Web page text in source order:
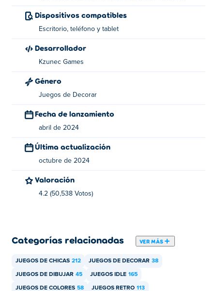
¿Quién creó Draw Pixel Art?
primer juego en Poki!
Puedes jugar a Draw Pixel Art gratis en Poki.
¿Puedo jugar a Draw Pixel Art en dispositivos
móviles y de escritorio?
Draw Pixel Art se puede jugar en tu computadora y en
dispositivos móviles como teléfonos y tabletas.
Dispositivos compatibles
Escritorio, teléfono y tablet
Desarrollador
Kzunec Games
Género
Juegos de Decorar
Fecha de lanzamiento
abril de 2024
Última actualización
octubre de 2024
Valoración
4.2 (50,538 Votos)
Categorías relacionadas VER MÁS
JUEGOS DE CHICAS 212 JUEGOS DE DECORAR 38
JUEGOS DE DIBUJAR 45 JUEGOS IDLE 165
JUEGOS DE COLORES 58 JUEGOS RETRO 113